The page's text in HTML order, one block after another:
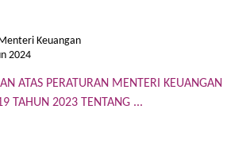
Keuangan
2024
ATAS PERATURAN MENTERI KEUANGAN
TAHUN 2023 TENTANG ...